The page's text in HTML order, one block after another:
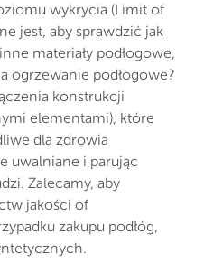
wykrycia (Limit of
jest, aby sprawdzić jak
materiały podłogowe,
ogrzewanie podłogowe?
konstrukcji
elementami), które
dla zdrowia
uwalniane i parując
Zalecamy, aby
jakości of
zakupu podłóg,